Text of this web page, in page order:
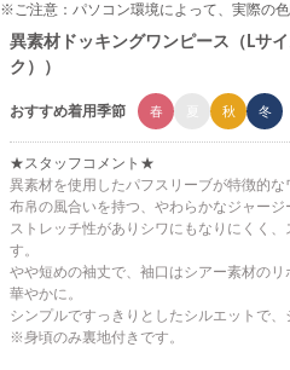
※ご注意：パソコン環境によって、実際の
異素材ドッキングワンピース（Lサ
ク））
おすすめ着用季節 春 秋 冬
★スタッフコメント★
異素材を使用したパフスリーブが特徴的な
布帛の風合いを持つ、やわらかなジャージ
ストレッチ性がありシワにもなりにくく
す。
やや短めの袖丈で、袖口はシアー素材の
華やかに。
シンプルですっきりとしたシルエットで
※身頃のみ裏地付きです。